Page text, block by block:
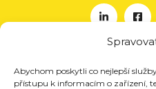
Abychom poskytli co nejlepší
přístupu k informacím o zařízení,O